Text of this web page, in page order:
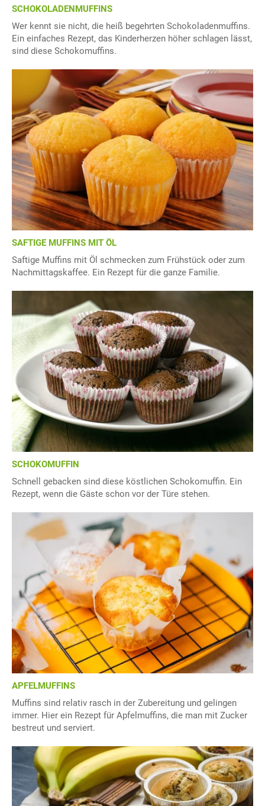
SCHOKOLADENMUFFINS
Wer kennt sie nicht, die heiß begehrten Schokoladenmuffins.
Ein einfaches Rezept, das Kinderherzen höher schlagen lässt,
sind diese Schokomuffins.
SAFTIGE MUFFINS MIT ÖL
Saftige Muffins mit Öl schmecken zum Frühstück oder zum
Nachmittagskaffee. Ein Rezept für die ganze Familie.
SCHOKOMUFFIN
Schnell gebacken sind diese köstlichen Schokomuffin. Ein
Rezept, wenn die Gäste schon vor der Türe stehen.
APFELMUFFINS
Muffins sind relativ rasch in der Zubereitung und gelingen
immer. Hier ein Rezept für Apfelmuffins, die man mit Zucker
bestreut und serviert.